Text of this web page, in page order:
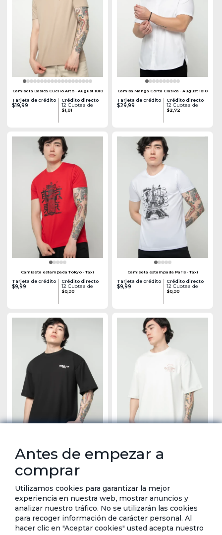
Camiseta Basica Cuello Alto - August 1810
Tarjeta de crédito
$19,99
Crédito directo
12 Cuotas de
$1,81
Camisa Manga Corta Clasica - August 1810
Tarjeta de crédito
$29,99
Crédito directo
12 Cuotas de
$2,72
Camiseta estampada Tokyo - Taxi
Tarjeta de crédito
$9,99
Crédito directo
12 Cuotas de
$0,90
Camiseta estampada Paris - Taxi
Tarjeta de crédito
$9,99
Crédito directo
12 Cuotas de
$0,90
Camiseta Estampado Urbano - Navigare
$25,99 12 Cuotas de
$2,35
Camiseta estampada - Navigare
Antes de empezar a
comprar
Utilizamos cookies para garantizar la mejor
experiencia en nuestra web, mostrar anuncios y
analizar nuestro tráfico. No se utilizarán las cookies
para recoger información de carácter personal. Al
hacer clic en "Aceptar cookies" usted acepta nuestro